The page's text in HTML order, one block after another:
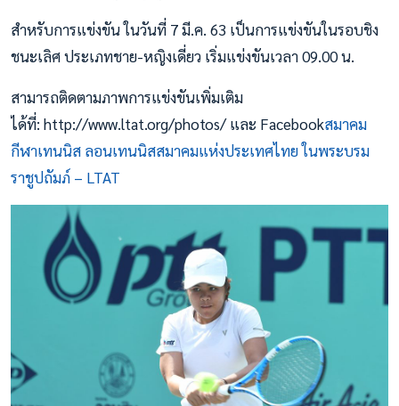
สำหรับการแข่งขัน ในวันที่ 7 มี.ค. 63 เป็นการแข่งขันในรอบชิง
ชนะเลิศ ประเภทชาย-หญิงเดี่ยว เริ่มแข่งขันเวลา 09.00 น.
สามารถติดตามภาพการแข่งขันเพิ่มเติม
ได้ที่: http://www.ltat.org/photos/ และ Facebookสมาคม
กีฬาเทนนิส ลอนเทนนิสสมาคมแห่งประเทศไทย ในพระบรม
ราชูปถัมภ์ – LTAT